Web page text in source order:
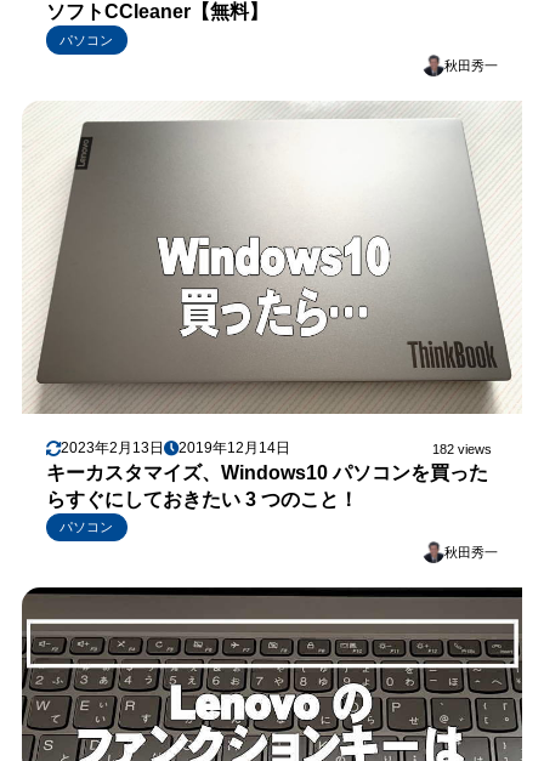
ソフトCCleaner【無料】
パソコン
秋田秀一
2023年2月13日 2019年12月14日 182 views
キーカスタマイズ、Windows10 パソコンを買った
らすぐにしておきたい 3 つのこと！
パソコン
秋田秀一